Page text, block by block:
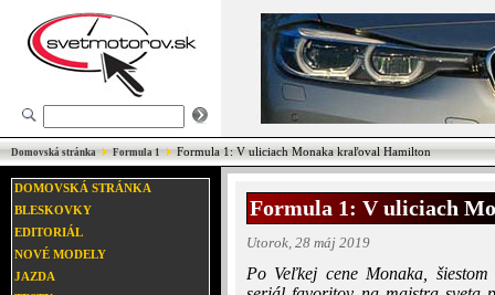
Domovská stránka Formula 1 Formula 1: V uliciach Monaka kraľoval Hamilton
DOMOVSKÁ STRÁNKA
BLESKOVKY
EDITORIÁL
NOVÉ MODELY
JAZDA
Formula 1: V uliciach
Utorok, 28 máj 2019
Po Veľkej cene Monaka,